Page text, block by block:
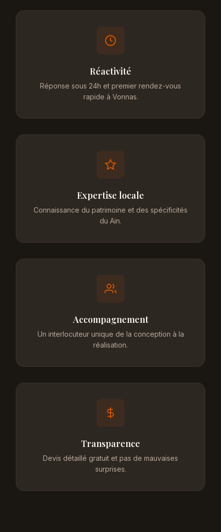
Réactivité
Réponse sous 24h et premier rendez-vous
rapide à Vonnas.
Expertise locale
Connaissance du patrimoine et des spécificités
du Ain.
Accompagnement
Un interlocuteur unique de la conception à la
réalisation.
Transparence
Devis détaillé gratuit et pas de mauvaises
surprises.